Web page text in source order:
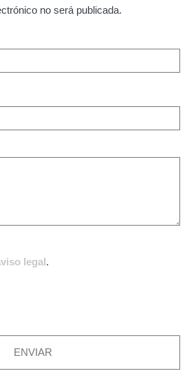
no será publicada.
legal.